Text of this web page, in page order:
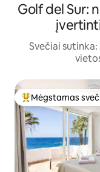
Golf del Sur:
Svečiai
Svečių
Mėgstamas